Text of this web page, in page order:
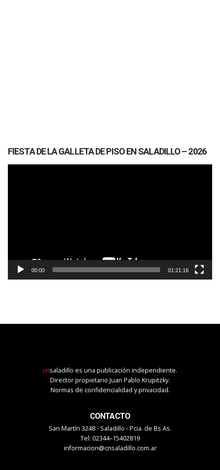
FIESTA DE LA GALLETA DE PISO EN SALADILLO – 2026
00:00 01:21:16
cnsaladillo es una publicación independiente.
Director propietario Juan Pablo Krupitzky.
Normas de confidencialidad y privacidad.
CONTACTO
San Martín 3248 - Saladillo - Pcia. de Bs As.
Tel: 02344–15402819
informacion@cnsaladillo.com.ar